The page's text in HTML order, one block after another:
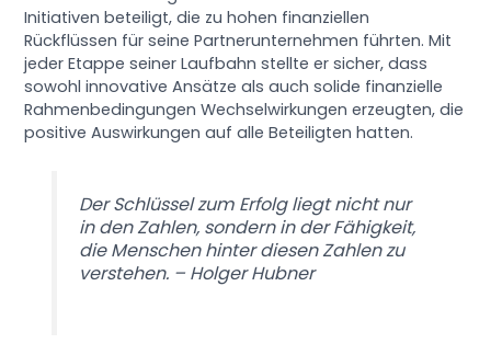
Initiativen beteiligt, die zu hohen finanziellen
Rückflüssen für seine Partnerunternehmen führten. Mit
jeder Etappe seiner Laufbahn stellte er sicher, dass
sowohl innovative Ansätze als auch solide finanzielle
Rahmenbedingungen Wechselwirkungen erzeugten, die
positive Auswirkungen auf alle Beteiligten hatten.
Der Schlüssel zum Erfolg liegt nicht nur
in den Zahlen, sondern in der Fähigkeit,
die Menschen hinter diesen Zahlen zu
verstehen. – Holger Hubner